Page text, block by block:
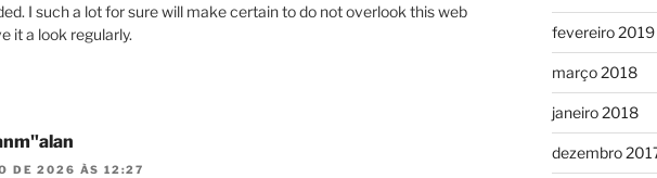
I such a lot for sure will make certain to do not overlook this web
it a look regularly.
DE 2026 ÀS 12:27
fevereiro 2019
março 2018
janeiro 2018
dezembro